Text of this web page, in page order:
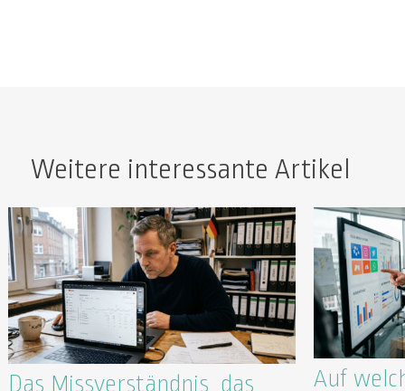
Weitere interessante Artikel
Das Missverständnis, das Auf